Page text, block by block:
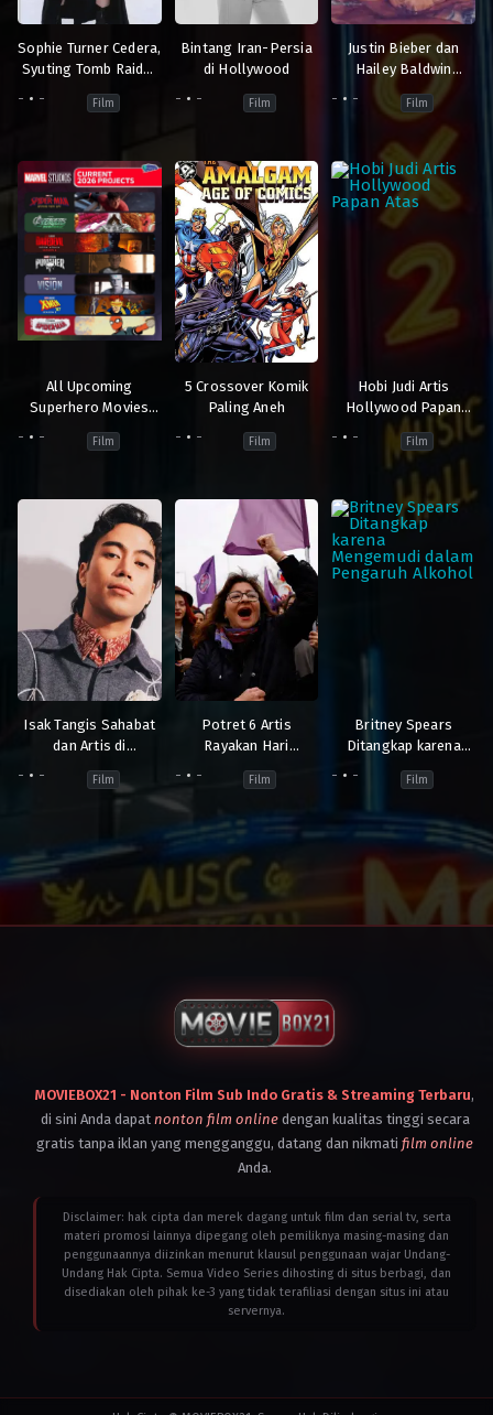
Sophie Turner Cedera,
Syuting Tomb Raider
- - Film
Bintang Iran-Persia
di Hollywood
-
- Film
Justin Bieber dan
Hailey Baldwin
Kembali Diisukan
Cerai
- - Film
All Upcoming
Superhero Movies
- - Film
5 Crossover Komik
Paling Aneh
-
- Film
Hobi Judi Artis
Hollywood Papan
Atas
- - Film
Isak Tangis Sahabat
dan Artis di
Aldiano, Sheila Dara
- - Film
Potret 6 Artis
Rayakan Hari
Internasional,
Motivasi
- - Film
Britney Spears
Ditangkap karena
Pengaruh Alkohol
- - Film
MOVIEBOX21 - Nonton Film Sub Indo Gratis & Streaming Terbaru,
di sini Anda dapat nonton film onlinedengan kualitas tinggi secara
gratis tanpa iklan yang mengganggu, datang dan nikmati film online
Anda.
Disclaimer: hak cipta dan merek dagang untuk film dan serial tv, serta
materi promosi lainnya dipegang oleh pemiliknya masing-masing dan
penggunaannya diizinkan menurut klausul penggunaan wajar Undang-
Undang Hak Cipta. Semua Video Series dihosting di situs berbagi, dan
disediakan oleh pihak ke-3 yang tidak terafiliasi dengan situs ini atau
servernya.